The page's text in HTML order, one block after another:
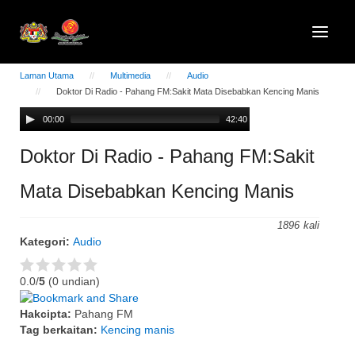
Laman Utama Multimedia
Audio
Doktor Di Radio - Pahang FM:Sakit Mata Disebabkan Kencing Manis
Audio
Player
00:00 42:40
Doktor Di Radio - Pahang FM:Sakit
Mata Disebabkan Kencing Manis
1896
Kategori: Audio
0.0/5 (0 undian)
Hakcipta: Pahang FM
Tag berkaitan: Kencing manis